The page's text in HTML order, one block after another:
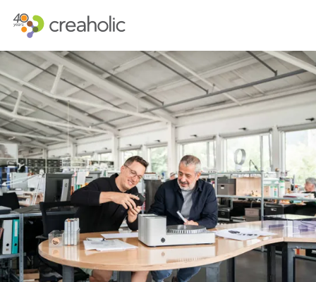
RELEVANCE
CHANGE
FUTURE PROOFING
FUTURE
CUSTOMER
KULTUR